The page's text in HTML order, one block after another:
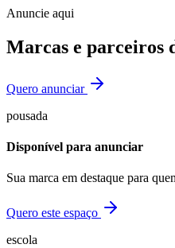
Anuncie aqui
Marcas e parceiros
Quero anunciar
pousada
Disponível para anunciar
Sua marca em destaque para
Quero este espaço
escola